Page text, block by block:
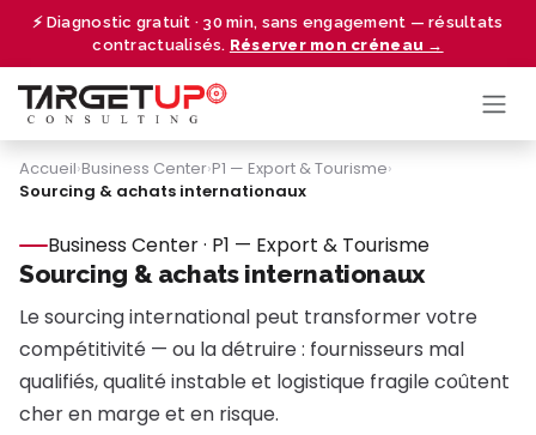
⚡ Diagnostic gratuit · 30 min, sans engagement — résultats
contractualisés. Réserver mon créneau →
Se rendre au contenu
Accueil›Business Center›P1 — Export & Tourisme›
Sourcing & achats internationaux
Business Center · P1 — Export & Tourisme
Sourcing & achats internationaux
Le sourcing international peut transformer votre
compétitivité — ou la détruire : fournisseurs mal
qualifiés, qualité instable et logistique fragile coûtent
cher en marge et en risque.